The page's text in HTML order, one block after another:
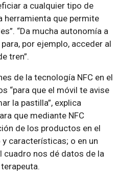
a cualquier tipo de
herramienta que permite
. Da mucha autonomía a
por ejemplo, acceder al
tren .
de la tecnología NFC en el
para que el móvil te avise
la pastilla , explica
que mediante NFC
de los productos en el
características; o en un
cuadro nos dé datos de la